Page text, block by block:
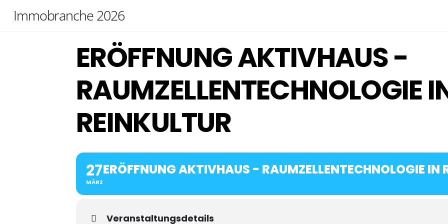
Immobranche 2026
ERÖFFNUNG AKTIVHAUS -
RAUMZELLENTECHNOLOGIE
REINKULTUR
27
MÄRZ
ERÖFFNUNG AKTIVHAUS - RAUMZELLENTECHNOLOGIE IN
Veranstaltungsdetails